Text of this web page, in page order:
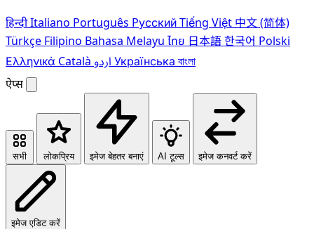
हिन्दीItaliano Português PусскийTiếng Việt 中文 (简体)
Türkçe Filipino Bahasa Melayu ไทย 日本語한국어 Polski
Ελληνικά Català Українська বাংলা
ऐप्स
सभी लोकप्रिय इमेज बेहतर बनाएं AI टूल्स इमेज कनवर्ट करें
इमेज एडिट करें